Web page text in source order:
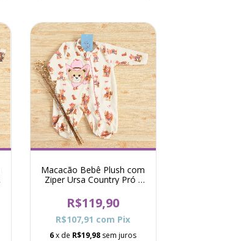
Macacão Bebê Plush com
Ziper Ursa Country Pró -
R$119,90
R$107,91 com Pix
6x de R$19,98 sem juros